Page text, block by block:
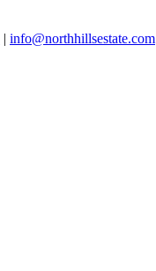
| info@northhillsestate.com